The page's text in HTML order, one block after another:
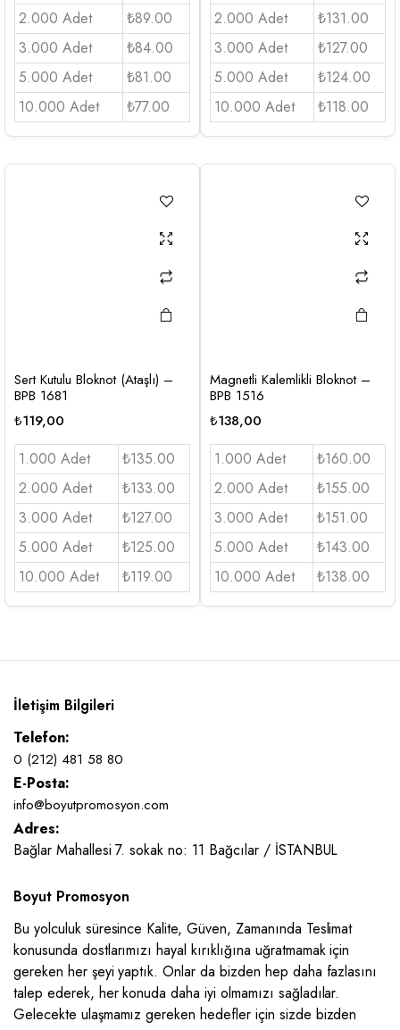
2.000 Adet
₺89.00
3.000 Adet
₺84.00
5.000 Adet
₺81.00
10.000 Adet
₺77.00
2.000 Adet
₺131.00
3.000 Adet
₺127.00
5.000 Adet
₺124.00
10.000 Adet
₺118.00
Sert Kutulu Bloknot (Ataşlı) –
BPB 1681
₺119,00
1.000 Adet
₺135.00
2.000 Adet
₺133.00
3.000 Adet
₺127.00
5.000 Adet
₺125.00
10.000 Adet
₺119.00
Magnetli Kalemlikli Bloknot –
BPB 1516
₺138,00
1.000 Adet
₺160.00
2.000 Adet
₺155.00
3.000 Adet
₺151.00
5.000 Adet
₺143.00
10.000 Adet
₺138.00
İletişim Bilgileri
Telefon:
0 (212) 481 58 80
E-Posta:
info@boyutpromosyon.com
Adres:
Bağlar Mahallesi 7. sokak no: 11 Bağcılar / İSTANBUL
Boyut Promosyon
Bu yolculuk süresince Kalite, Güven, Zamanında Teslimat
konusunda dostlarımızı hayal kırıklığına uğratmamak için
gereken her şeyi yaptık. Onlar da bizden hep daha fazlasını
talep ederek, her konuda daha iyi olmamızı sağladılar.
Gelecekte ulaşmamız gereken hedefler için sizde bizden